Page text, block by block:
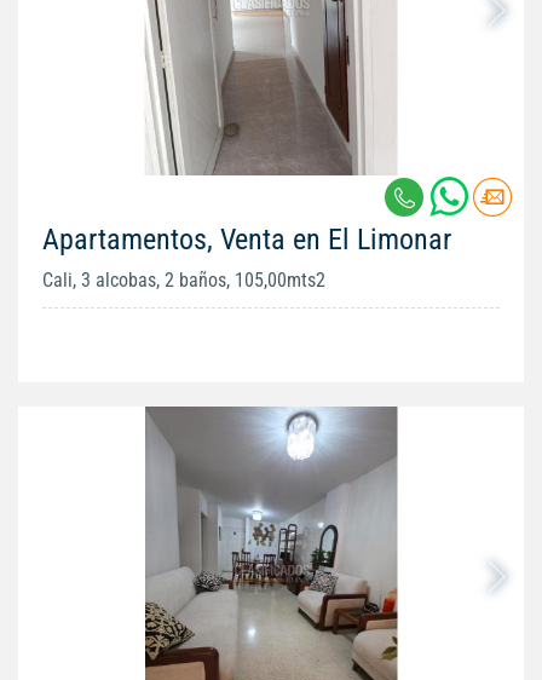
Apartamentos, Venta en El Limonar
Cali, 3 alcobas, 2 baños, 105,00mts2